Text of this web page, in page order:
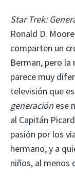
Star Trek:
Ronald D.
comparten un
Berman, pero la
parece muy
televisión que
generación ese
al Capitán
pasión por los
hermano, y a
niños, al menos